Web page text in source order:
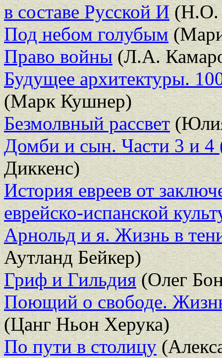
в составе Русской И(Н.О.
Под небом голубым
Право войны(Л.А.
Будущее архитектуры.
(Марк Кушнер)
Безмолвный рассвет
Домби и сын. Части 3 и 4
Диккенс)
История евреев от
еврейско-испанской
Арнольд и я. Жизнь в
Аутланд Бейкер)
Гриф и Гильдия(Олег
Поющий о свободе.
(Цанг Ньон Херука)
По пути в столицу